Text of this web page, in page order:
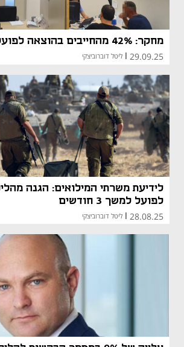
מחקר: 42% מהחייבים בהוצאה לפועל - גרושים
29.09.25 ליטל דוברוביצקי
לידיעת משרתי המילואים: הגנה
לפועל למשך 3 חודשים
28.08.25 ליטל דוברוביצקי